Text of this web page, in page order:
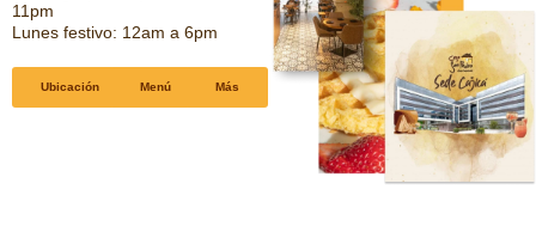
11pm
Lunes festivo: 12am a 6pm
Ubicación Menú Más